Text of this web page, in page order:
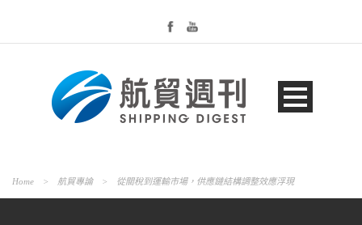
Home > 航貿專論 > 從關稅到運輸市場，供應鏈結構調整效應浮現